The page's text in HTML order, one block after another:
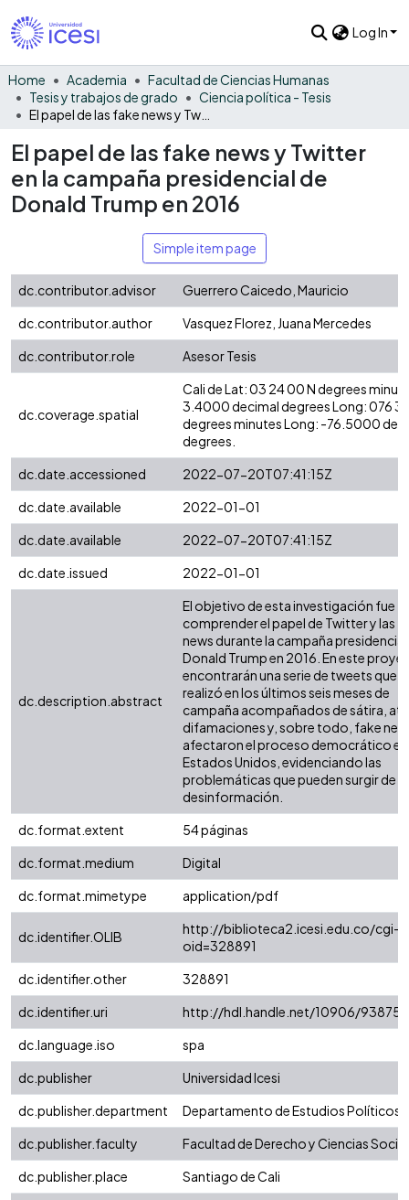
Log In
Home Academia
Facultad de Ciencias Humanas
Tesis y trabajos de grado
Ciencia política - Tesis
El papel de las fake news y Twitter
en la campaña presidencial de
Donald Trump en 2016
Simple item page
dc.contributor.advisor
Guerrero Caicedo, Mauricio
dc.contributor.author
Vasquez Florez, Juana Mercedes
dc.contributor.role
Asesor Tesis
dc.coverage.spatial
Cali de Lat: 03 24 00 N degrees
3.4000 decimal degrees Long: 076
degrees minutes Long: -76.5000
degrees.
dc.date.accessioned
2022-07-20T07:41:15Z
dc.date.available
2022-01-01
dc.date.available
2022-07-20T07:41:15Z
dc.date.issued
2022-01-01
dc.description.abstract
El objetivo de esta investigación fue
comprender el papel de Twitter y las
news durante la campaña
Donald Trump en 2016. En este
encontrarán una serie de tweets que
realizó en los últimos seis meses de
campaña acompañados de sátira,
difamaciones y, sobre todo, fake
afectaron el proceso democrático en
Estados Unidos, evidenciando las
problemáticas que pueden surgir de la
desinformación.
dc.format.extent
54 páginas
dc.format.medium
Digital
dc.format.mimetype
application/pdf
dc.identifier.OLIB
http://biblioteca2.icesi.edu.co/cgi-
oid=328891
dc.identifier.other
328891
dc.identifier.uri
http://hdl.handle.net/10906/93875
dc.language.iso
spa
dc.publisher
Universidad Icesi
dc.publisher.department
Departamento de Estudios Políticos
dc.publisher.faculty
Facultad de Derecho y Ciencias
dc.publisher.place
Santiago de Cali